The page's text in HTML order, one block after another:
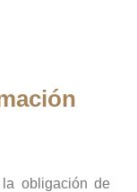
la obligación de